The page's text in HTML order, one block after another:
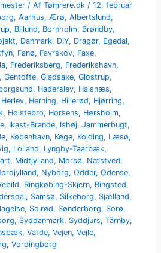
/ AfTømrere.dk/12. februar
,Aarhus,Ærø,Albertslund,
, Billund, Bornholm, Brøndby,
, Danmark, DIY, Dragør, Egedal,
, Fanø, Favrskov, Faxe,
, Frederiksberg, Frederikshavn,
,Gentofte,Gladsaxe,Glostrup,
, Haderslev, Halsnæs,
Herlev, Herning, Hillerød, Hjørring,
, Holstebro, Horsens, Hørsholm,
, Ikast-Brande, Ishøj,Jammerbugt,
, København, Køge, Kolding, Læsø,
, Lolland, Lyngby-Taarbæk,
, Midtjylland, Morsø, Næstved,
, Nyborg,Odder,Odense,
, Ringkøbing-Skjern, Ringsted,
, Samsø, Silkeborg, Sjælland,
, Solrød, Sønderborg, Sorø,
, Syddanmark, Syddjurs,Tårnby,
,Varde,Vejen,Vejle,
,Vordingborg